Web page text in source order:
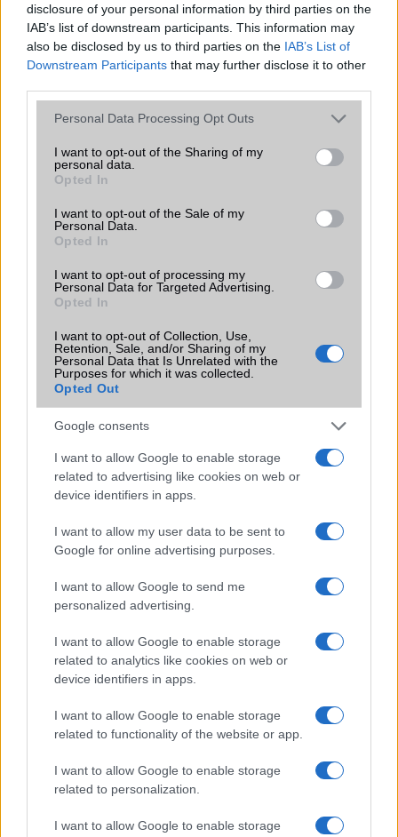
disclosure of your personal information by third parties on the
IAB’s list of downstream participants. This information may
also be disclosed by us to third parties on the IAB’s List of
Downstream Participants that may further disclose it to other
Please note that this website/app uses one or more Google
not limited to your visit or usage behaviour. You may click to
grant or deny consent to Google and its third-party tags to
use your data for below specified purposes in below Google
consent section.
Personal Data Processing Opt Outs
I want to opt-out of the Sharing of my
personal data.
Opted In
I want to opt-out of the Sale of my
Personal Data.
Opted In
I want to opt-out of processing my
Personal Data for Targeted Advertising.
Opted In
I want to opt-out of Collection, Use,
Retention, Sale, and/or Sharing of my
Personal Data that Is Unrelated with the
Purposes for which it was collected.
Opted Out
Google consents
I want to allow Google to enable storage
related to advertising like cookies on web or
device identifiers in apps.
I want to allow my user data to be sent to
Google for online advertising purposes.
I want to allow Google to send me
personalized advertising.
I want to allow Google to enable storage
related to analytics like cookies on web or
device identifiers in apps.
I want to allow Google to enable storage
related to functionality of the website or app.
I want to allow Google to enable storage
related to personalization.
I want to allow Google to enable storage
Euro Gsm
392.000 Ft (új)
készülék kimarad a One UI 9
frissítésből – itt a lista az érintett
modellekről
2026.06.30| Phone Arena
A One UI 9 érkezése új mesterséges intelligencia-
funkciókat és továbbfejlesztett kezelőfelületet hoz,
Galaxy készülék számára ez lesz az út vége.
rántja le a leplet az Apple az új
csúcsmobilokról
2026.06.29| Phone Arena
A szeptemberi eseményen az iPhone 18 Pro modellek
bemutatkozhat, miközben az áremelésekről szóló
találgatások továbbra is beárnyékolják a rajtot.
Az Android rejtett automatizmusai: hat
funkció, amely észrevétlenül könnyíti
meg a mindennapokat
2026.06.14| Android Police
Android már évek óta olyan intelligens funkciókat kínál,
amelyek maguktól dolgoznak a háttérben.
Ez a rejtett Samsung funkció teljesen
megváltoztatja a mobilhasználatot –
sokan mégsem tudnak róla
Az Edge Panel az egyik leghasznosabb funkció, amely
jelentősen felgyorsítja a mindennapi használatot,
miközben a Pixel telefonokból továbbra is hiányzik.